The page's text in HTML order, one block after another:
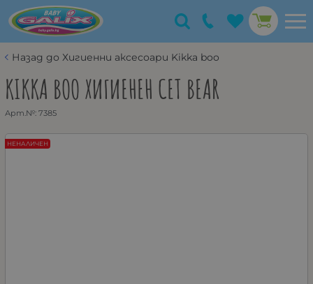
Назад до Хигиенни аксесоари Kikka boo
KIKKA BOO ХИГИЕНЕН СЕТ BEAR
Арт.№: 7385
НЕНАЛИЧЕН